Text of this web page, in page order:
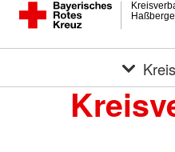
Haßberge